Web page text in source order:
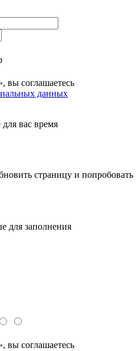
вы соглашаетесь
данных
вас время
страницу и попробовать
для заполнения
вы соглашаетесь